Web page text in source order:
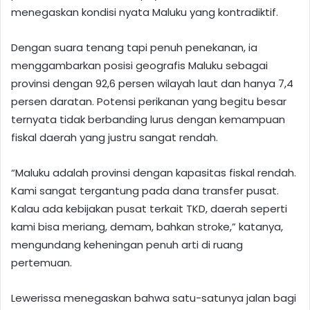
menegaskan kondisi nyata Maluku yang kontradiktif.
Dengan suara tenang tapi penuh penekanan, ia
menggambarkan posisi geografis Maluku sebagai
provinsi dengan 92,6 persen wilayah laut dan hanya 7,4
persen daratan. Potensi perikanan yang begitu besar
ternyata tidak berbanding lurus dengan kemampuan
fiskal daerah yang justru sangat rendah.
“Maluku adalah provinsi dengan kapasitas fiskal rendah.
Kami sangat tergantung pada dana transfer pusat.
Kalau ada kebijakan pusat terkait TKD, daerah seperti
kami bisa meriang, demam, bahkan stroke,” katanya,
mengundang keheningan penuh arti di ruang
pertemuan.
Lewerissa menegaskan bahwa satu-satunya jalan bagi